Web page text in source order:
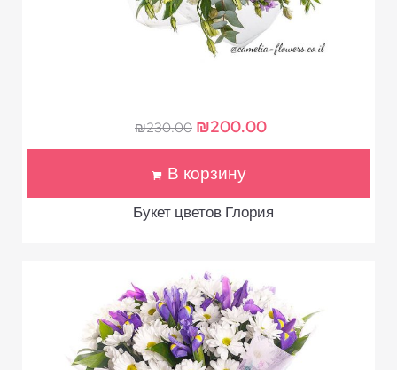
Букет цветов Глория
₪230.00 ₪200.00
В корзину